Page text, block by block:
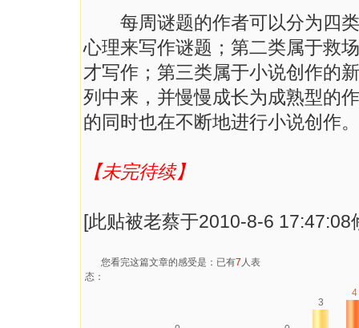
每周谜题的作者可以分为四类
心理来写作谜题；第二类属于救
才写作；第三类属于小说创作的
列中来，并慢慢成长为成熟型的
的同时也在不断地进行小说创作。
【未完待续】
[此贴被老蔡于2010-8-6 17:47:08
您看完这篇文章的感受是：已有7 人表
态：
3
4